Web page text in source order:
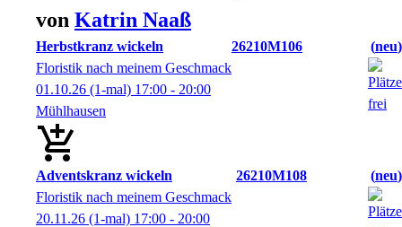
von Katrin Naaß
Herbstkranz wickeln 26210M106
neu
Floristik nach meinem Geschmack
01.10.26 (1-mal) 17:00 - 20:00
Mühlhausen
Adventskranz wickeln 26210M108
neu
Floristik nach meinem Geschmack
20.11.26 (1-mal) 17:00 - 20:00